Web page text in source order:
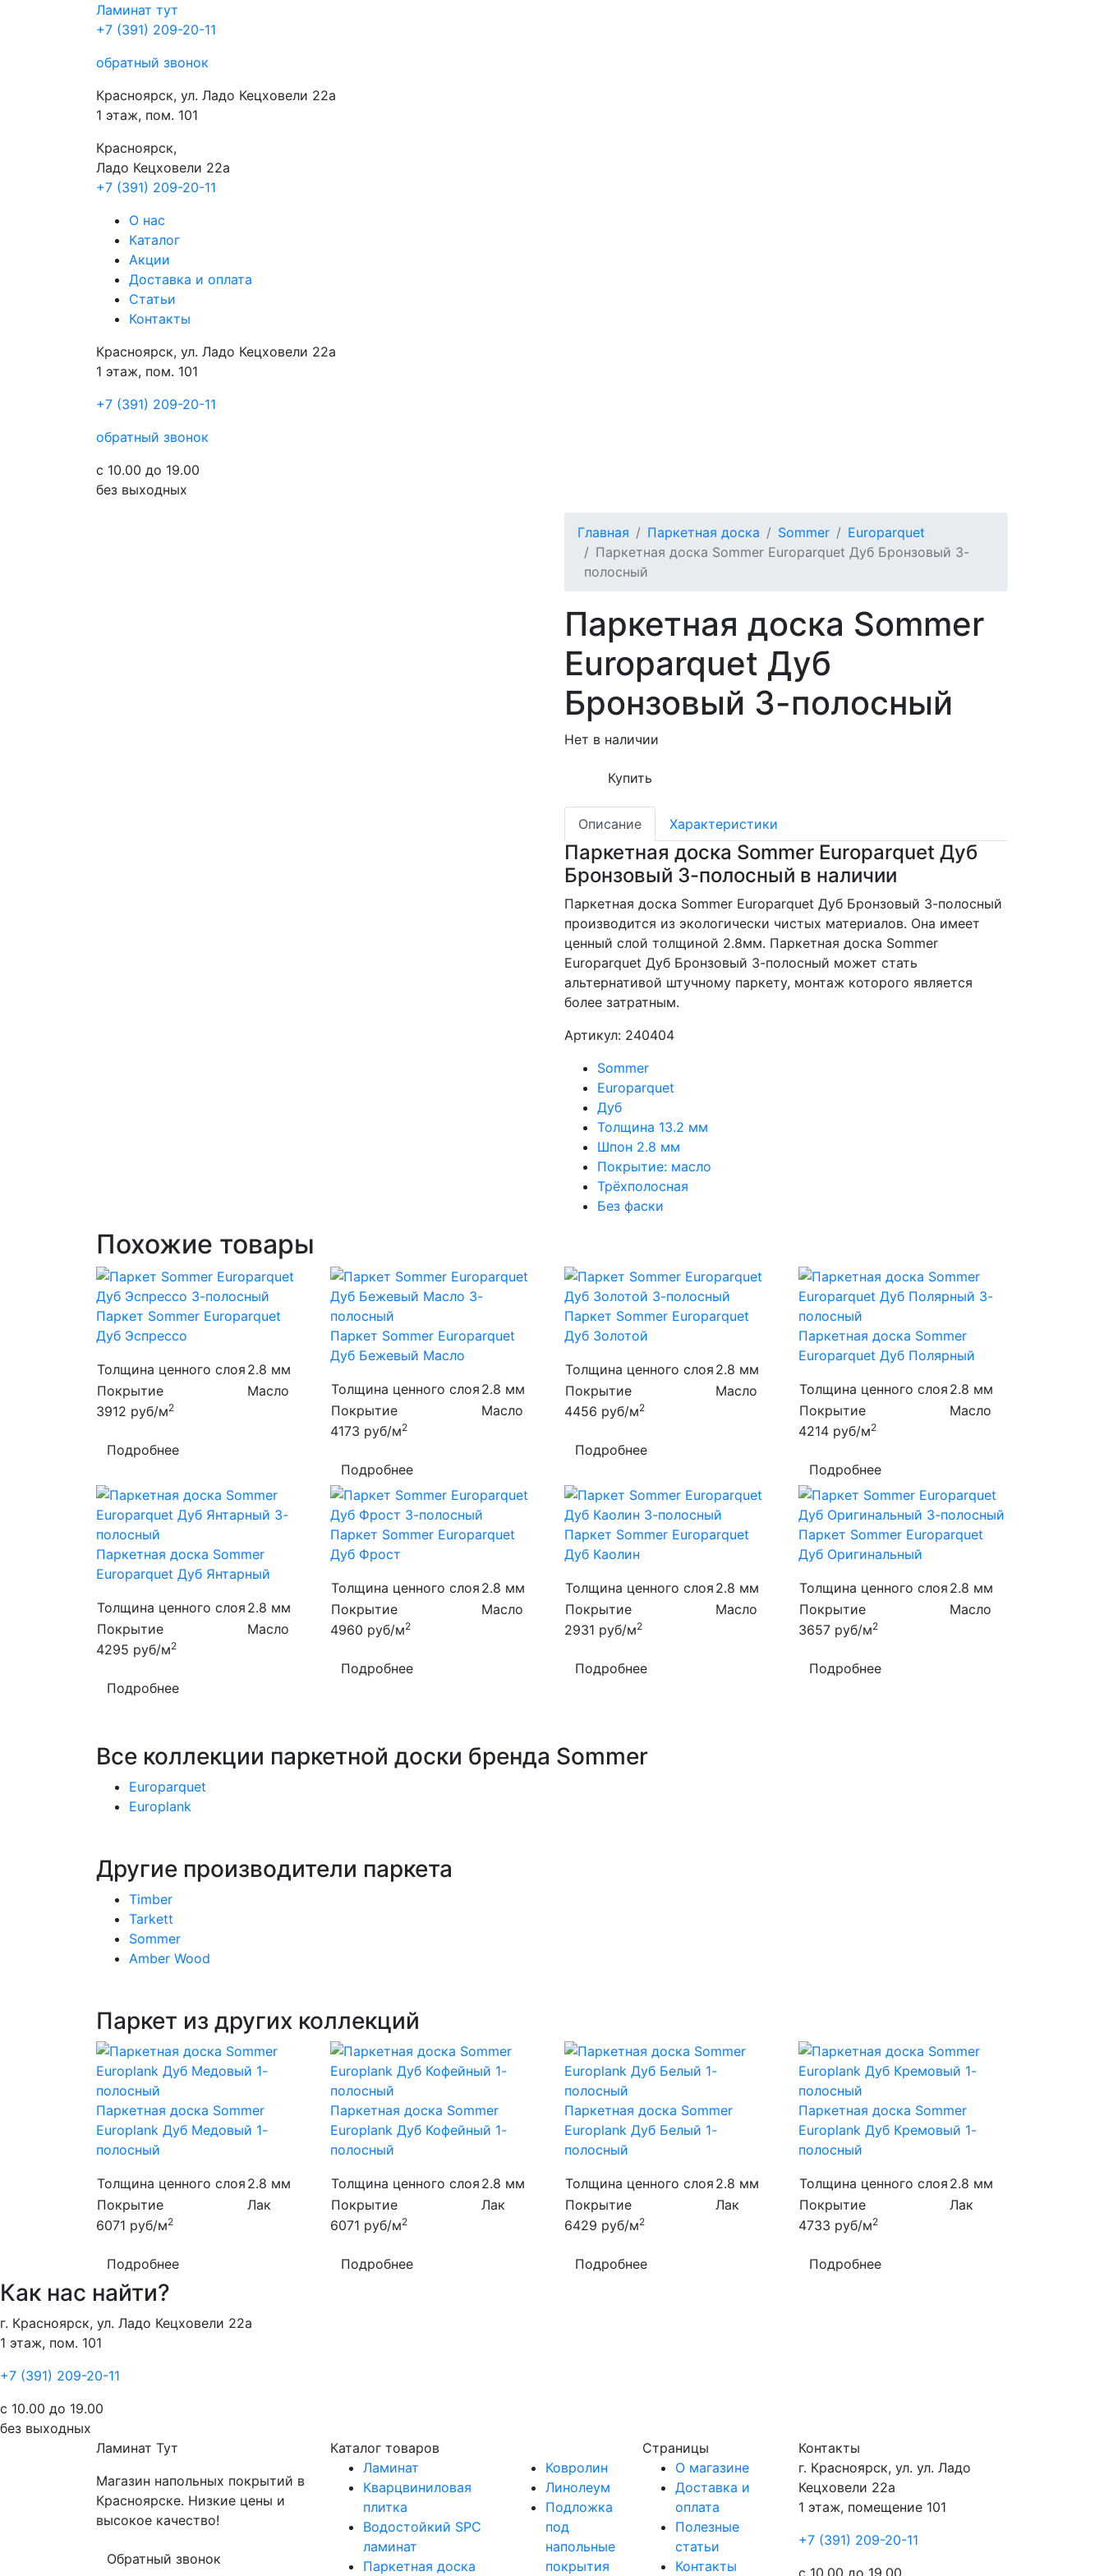
Ламинат тут
+7 (391) 209-20-11
обратный звонок
Красноярск, ул. Ладо Кецховели 22а
1 этаж, пом. 101
Красноярск,
Ладо Кецховели 22a
+7 (391) 209-20-11
О нас
Каталог
Акции
Доставка и оплата
Cтатьи
Контакты
Красноярск, ул. Ладо Кецховели 22а
1 этаж, пом. 101
+7 (391) 209-20-11
обратный звонок
с 10.00 до 19.00
без выходных
Главная Паркетная доска Sommer
Europarquet
Паркетная доска Sommer Europarquet Дуб Бронзовый 3-
полосный
Паркетная доска Sommer
Europarquet Дуб
Бронзовый 3-полосный
Нет в наличии
Купить
Описание Характеристики
Паркетная доска Sommer Europarquet Дуб
Бронзовый 3-полосный в наличии
Паркетная доска Sommer Europarquet Дуб Бронзовый 3-полосный
производится из экологически чистых материалов. Она имеет
ценный слой толщиной 2.8мм. Паркетная доска Sommer
Europarquet Дуб Бронзовый 3-полосный может стать
альтернативой штучному паркету, монтаж которого является
более затратным.
Артикул: 240404
Sommer
Europarquet
Дуб
Толщина 13.2 мм
Шпон 2.8 мм
Покрытие: масло
Трёхполосная
Без фаски
Похожие товары
Паркет Sommer Europarquet
Дуб Эспрессо
Толщина ценного слоя 2.8 мм
Покрытие
Масло
3912 руб/м2
Подробнее
Паркет Sommer Europarquet
Дуб Бежевый Масло
Толщина ценного слоя 2.8 мм
Покрытие
Масло
4173 руб/м2
Подробнее
Паркет Sommer Europarquet
Дуб Золотой
Толщина ценного слоя 2.8 мм
Покрытие
Масло
4456 руб/м2
Подробнее
Паркетная доска Sommer
Europarquet Дуб Полярный
Толщина ценного слоя 2.8 мм
Покрытие
Масло
4214 руб/м2
Подробнее
Паркетная доска Sommer
Europarquet Дуб Янтарный
Толщина ценного слоя 2.8 мм
Покрытие
Масло
4295 руб/м2
Подробнее
Паркет Sommer Europarquet
Дуб Фрост
Толщина ценного слоя 2.8 мм
Покрытие
Масло
4960 руб/м2
Подробнее
Паркет Sommer Europarquet
Дуб Каолин
Толщина ценного слоя 2.8 мм
Покрытие
Масло
2931 руб/м2
Подробнее
Паркет Sommer Europarquet
Дуб Оригинальный
Толщина ценного слоя 2.8 мм
Покрытие
Масло
3657 руб/м2
Подробнее
Все коллекции паркетной доски бренда Sommer
Europarquet
Europlank
Другие производители паркета
Timber
Tarkett
Sommer
Amber Wood
Паркет из других коллекций
Паркетная доска Sommer
Europlank Дуб Медовый 1-
полосный
Толщина ценного слоя 2.8 мм
Покрытие
Лак
6071 руб/м2
Подробнее
Паркетная доска Sommer
Europlank Дуб Кофейный 1-
полосный
Толщина ценного слоя 2.8 мм
Покрытие
Лак
6071 руб/м2
Подробнее
Паркетная доска Sommer
Europlank Дуб Белый 1-
полосный
Толщина ценного слоя 2.8 мм
Покрытие
Лак
6429 руб/м2
Подробнее
Паркетная доска Sommer
Europlank Дуб Кремовый 1-
полосный
Толщина ценного слоя 2.8 мм
Покрытие
Лак
4733 руб/м2
Подробнее
Как нас найти?
г. Красноярск, ул. Ладо Кецховели 22а
1 этаж, пом. 101
+7 (391) 209-20-11
с 10.00 до 19.00
без выходных
Ламинат Тут
Магазин напольных покрытий в
Красноярске. Низкие цены и
высокое качество!
Обратный звонок
Каталог товаров
Ламинат
Кварцвиниловая
плитка
Водостойкий SPC
ламинат
Паркетная доска
Ковролин
Линолеум
Подложка
под
напольные
покрытия
Страницы
О магазине
Доставка и
оплата
Полезные
статьи
Контакты
Контакты
г. Красноярск, ул. ул. Ладо
Кецховели 22а
1 этаж, помещение 101
+7 (391) 209-20-11
с 10.00 до 19.00